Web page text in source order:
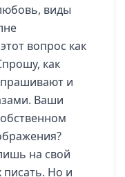
виды
вопрос как
как
и
Ваши
на свой
Но и